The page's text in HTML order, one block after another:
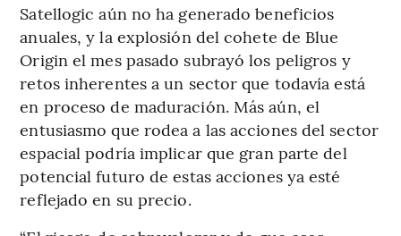
Satellogic aún no ha generado beneficios
anuales, y la explosión del cohete de Blue
Origin el mes pasado subrayó los peligros y
retos inherentes a un sector que todavía está
en proceso de maduración. Más aún, el
entusiasmo que rodea a las acciones del sector
espacial podría implicar que gran parte del
potencial futuro de estas acciones ya esté
reflejado en su precio.